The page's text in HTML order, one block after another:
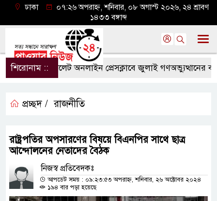
ঢাকা
০৭:২৬ অপরাহ্ন, শনিবার, ০৮ অগাস্ট ২০২৬, ২৪ শ্রাবণ
১৪৩৩ বঙ্গাব্দ
শিরোনাম ::সিলেট অনলাইন প্রেসক্লাবে জুলাই গণঅভ্যুত্থানের
প্রচ্ছদ / রাজনীতি
রাষ্ট্রপতির অপসারণের বিষয়ে বিএনপির সাথে ছাত্র
আন্দোলনের নেতাদের বৈঠক
নিজস্ব প্রতিবেদকঃ
আপডেট সময় : ০৯:২৩:৫৩ অপরাহ্ন, শনিবার, ২৬ অক্টোবর ২০২৪
১৯৪ বার পড়া হয়েছে